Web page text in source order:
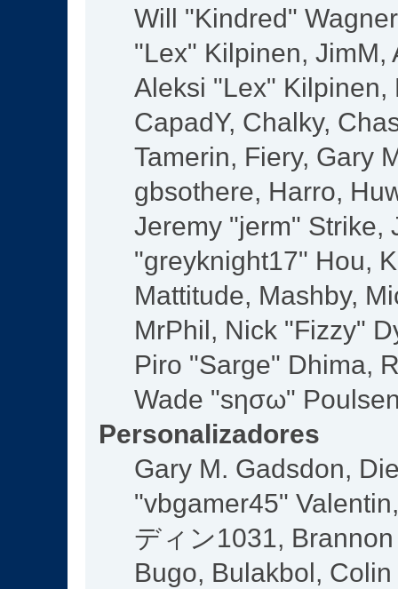
Will "Kindred"
"Lex" Kilpinen, JimM,
Aleksi "Lex" Kilpinen,
CapadY, Chalky,
Tamerin, Fiery, Gary
gbsothere, Harro,
Jeremy "jerm" Strike,
"greyknight17" Hou,
Mattitude, Mashby,
MrPhil, Nick "Fizzy"
Piro "Sarge" Dhima,
Wade "sησω"
Personalizadores
Gary M. Gadsdon,
"vbgamer45"
ディン1031,
Bugo, Bulakbol,